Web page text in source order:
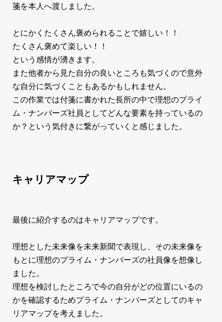
箋を本人へ渡しました。
とにかくたくさん褒められることで嬉しい！！
たくさん褒めて楽しい！！
という感情が湧きます。
また他者から見た自分の良いところも気づくので意外
な自分に気づくこともあるかもしれません。
この作業では付箋に書かれた長所の中で理想のプライ
ム・ナンバーズ社員としてどんな要素を持っているの
か？という気付きに繋がっていくと感じました。
キャリアマップ
最後に紹介するのはキャリアマップです。
理想とした未来像を未来新聞で表現し、その未来像を
もとに理想のプライム・ナンバーズの社員像を想像し
ました。
理想を検討したところで今の自分がどの位置にいるの
かを確認するためプライム・ナンバーズとしてのキャ
リアマップを考えました。